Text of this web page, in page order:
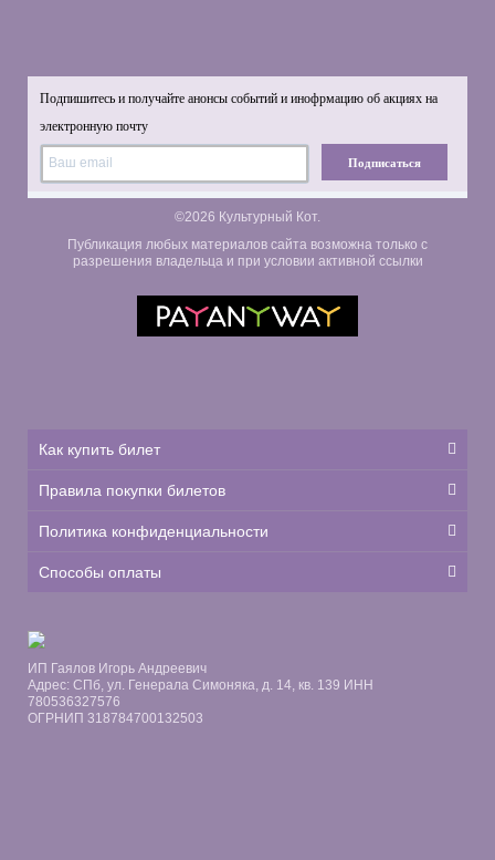
Подпишитесь и получайте анонсы событий и инофрмацию об акциях на
электронную почту
Подписаться
©2026 Культурный Кот.
Публикация любых материалов сайта возможна только с
разрешения владельца и при условии активной ссылки
Как купить билет
Правила покупки билетов
Политика конфиденциальности
Способы оплаты
ИП Гаялов Игорь Андреевич
Адрес: СПб, ул. Генерала Симоняка, д. 14, кв. 139 ИНН
780536327576
ОГРНИП 318784700132503